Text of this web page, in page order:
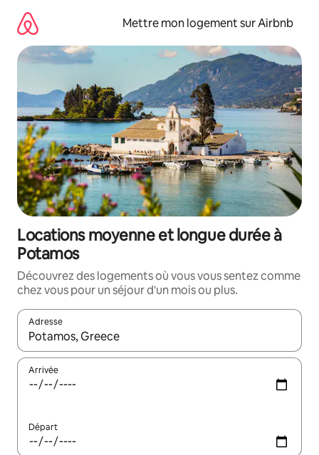
directement
contenu
Mettre mon logement sur Airbnb
Locations moyenne et longue durée à
Potamos
Découvrez des logements où vous vous sentez comme
chez vous pour un séjour d'un mois ou plus.
Adresse
Lorsque les résultats s'affichent, utilisez les flèches vers le
Arrivée
Départ